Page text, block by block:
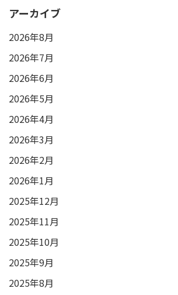
アーカイブ
2026年8月
2026年7月
2026年6月
2026年5月
2026年4月
2026年3月
2026年2月
2026年1月
2025年12月
2025年11月
2025年10月
2025年9月
2025年8月